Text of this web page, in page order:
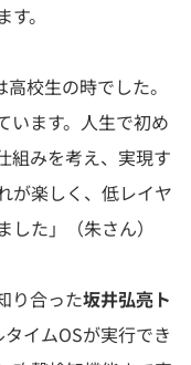
。
校生の時でした。
います。人生で初め
組みを考え、実現す
が楽しく、低レイヤ
た」（朱さん）
り合った坂井弘亮ト
イムOSが実行でき